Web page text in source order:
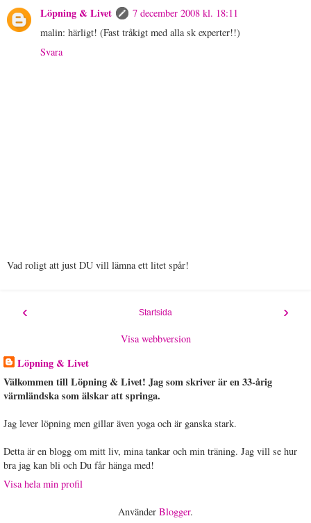
Löpning & Livet
7 december 2008 kl. 18:11
malin: härligt! (Fast tråkigt med alla sk experter!!)
Svara
Vad roligt att just DU vill lämna ett litet spår!
‹ ›
Startsida
Visa webbversion
Löpning & Livet
Välkommen till Löpning & Livet! Jag som skriver är en 33-årig
värmländska som älskar att springa.
Jag lever löpning men gillar även yoga och är ganska stark.
Detta är en blogg om mitt liv, mina tankar och min träning. Jag vill se hur
bra jag kan bli och Du får hänga med!
Visa hela min profil
Använder Blogger.